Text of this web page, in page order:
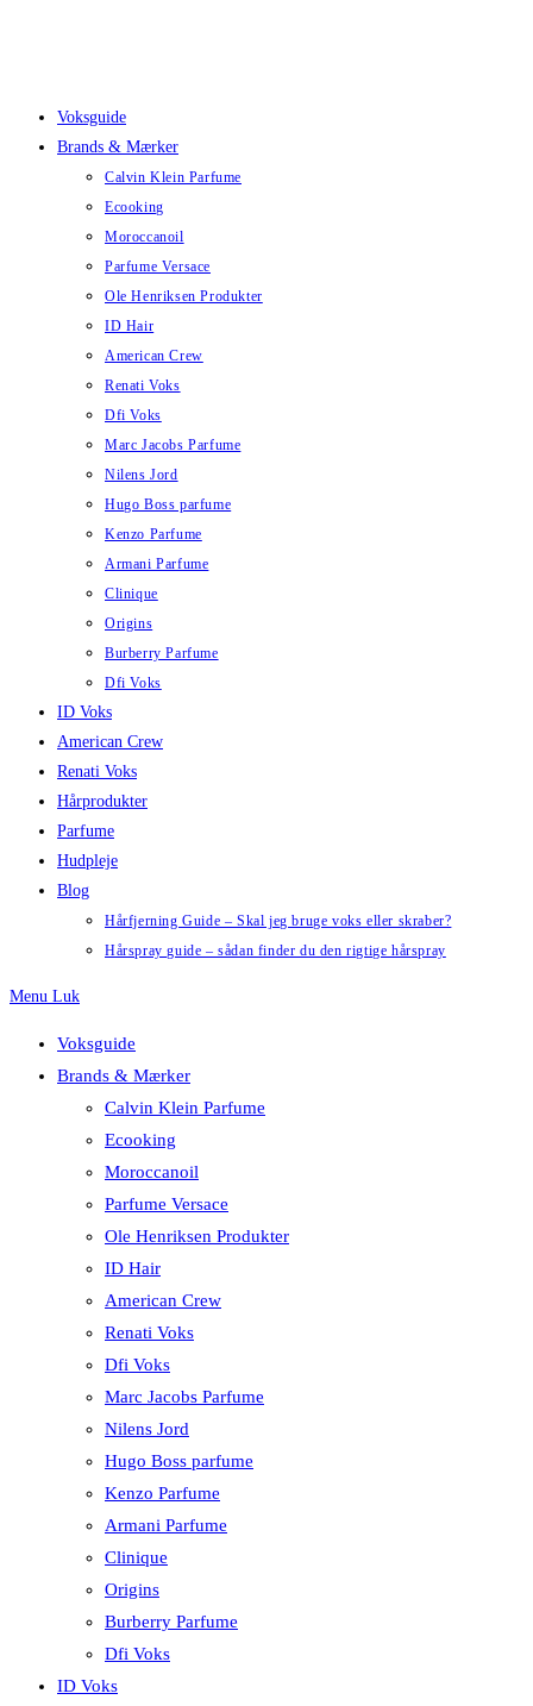
Voksguide
Brands & Mærker
Calvin Klein Parfume
Ecooking
Moroccanoil
Parfume Versace
Ole Henriksen Produkter
ID Hair
American Crew
Renati Voks
Dfi Voks
Marc Jacobs Parfume
Nilens Jord
Hugo Boss parfume
Kenzo Parfume
Armani Parfume
Clinique
Origins
Burberry Parfume
Dfi Voks
ID Voks
American Crew
Renati Voks
Hårprodukter
Parfume
Hudpleje
Blog
Hårfjerning Guide – Skal jeg bruge voks eller skraber?
Hårspray guide – sådan finder du den rigtige hårspray
Menu Luk
Voksguide
Brands & Mærker
Calvin Klein Parfume
Ecooking
Moroccanoil
Parfume Versace
Ole Henriksen Produkter
ID Hair
American Crew
Renati Voks
Dfi Voks
Marc Jacobs Parfume
Nilens Jord
Hugo Boss parfume
Kenzo Parfume
Armani Parfume
Clinique
Origins
Burberry Parfume
Dfi Voks
ID Voks